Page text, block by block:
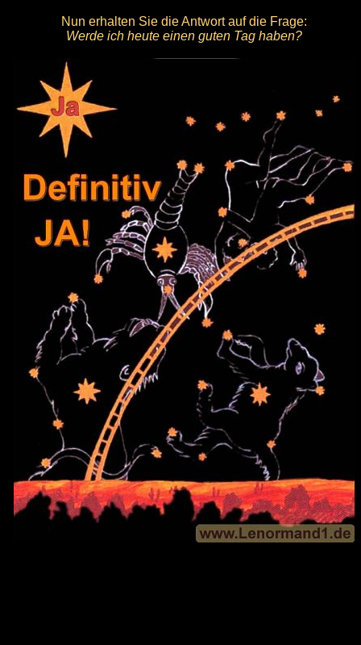
Nun erhalten Sie die Antwort auf die Frage:
Werde ich heute einen guten Tag haben?